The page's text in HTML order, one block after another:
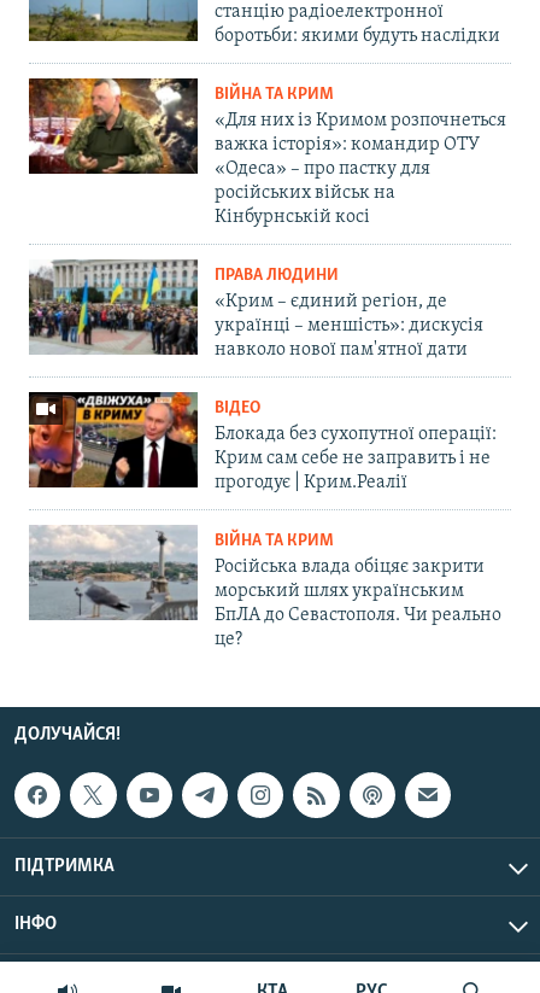
станцію радіоелектронної
боротьби: якими будуть наслідки
ВІЙНА ТА КРИМ
«Для них із Кримом розпочнеться
важка історія»: командир ОТУ
«Одеса» – про пастку для
російських військ на
Кінбурнській косі
ПРАВА ЛЮДИНИ
«Крим – єдиний регіон, де
українці – меншість»: дискусія
навколо нової пам'ятної дати
ВІДЕО
Блокада без сухопутної операції:
Крим сам себе не заправить і не
прогодує | Крим.Реалії
ВІЙНА ТА КРИМ
Російська влада обіцяє закрити
морський шлях українським
БпЛА до Севастополя. Чи реально
це?
ДОЛУЧАЙСЯ!
ПІДТРИМКА
ІНФО
© Крим.Реалії, 2026 | Усі права застережено.